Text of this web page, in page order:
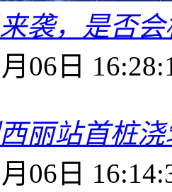
袭，是否
06日
丽站首桩
06日